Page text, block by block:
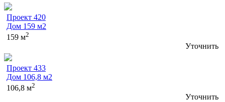
Проект 420
Дом 159 м2
159 м2
Уточнить
Проект 433
Дом 106,8 м2
106,8 м2
Уточнить